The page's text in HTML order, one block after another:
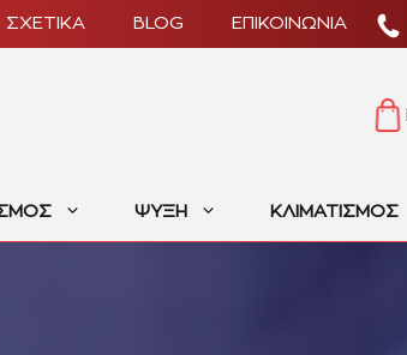
ΣΧΕΤΙΚΑ BLOG ΕΠΙΚΟΙΝΩΝΙΑ
ΨΥΞΗ ΚΛΙΜΑΤΙΣΜΟΣ